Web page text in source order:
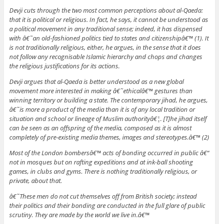
Devji cuts through the two most common perceptions about al-Qaeda:
that it is political or religious. In fact, he says, it cannot be understood as
a political movement in any traditional sense; indeed, it has dispensed
with â€˜an old-fashioned politics tied to states and citizenshipâ€™ (1). It
is not traditionally religious, either, he argues, in the sense that it does
not follow any recognisable Islamic hierarchy and chops and changes
the religious justifications for its actions.
Devji argues that al-Qaeda is better understood as a new global
movement more interested in making â€˜ethicalâ€™ gestures than
winning territory or building a state. The contemporary jihad, he argues,
â€˜is more a product of the media than it is of any local tradition or
situation and school or lineage of Muslim authorityâ€¦. [T]he jihad itself
can be seen as an offspring of the media, composed as it is almost
completely of pre-existing media themes, images and stereotypes.â€™ (2)
Most of the London bombersâ€™ acts of bonding occurred in public â€“
not in mosques but on rafting expeditions and at ink-ball shooting
games, in clubs and gyms. There is nothing traditionally religious, or
private, about that.
â€˜These men do not cut themselves off from British society; instead
their politics and their bonding are conducted in the full glare of public
scrutiny. They are made by the world we live in.â€™